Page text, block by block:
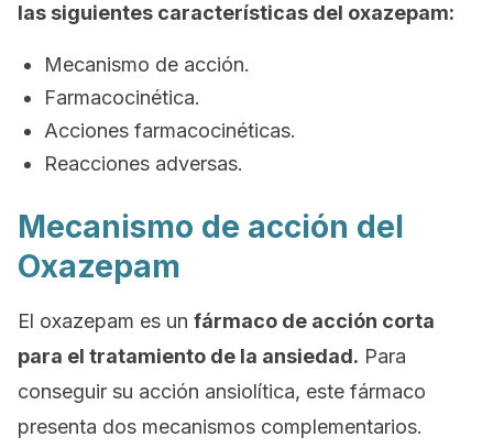
las siguientes características del oxazepam:
Mecanismo de acción.
Farmacocinética.
Acciones farmacocinéticas.
Reacciones adversas.
Mecanismo de acción del
Oxazepam
El oxazepam es un fármaco de acción corta
para el tratamiento de la ansiedad. Para
conseguir su acción ansiolítica, este fármaco
presenta dos mecanismos complementarios.